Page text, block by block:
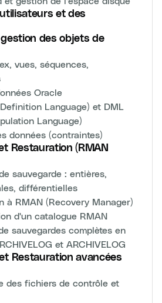
et des
des objets de
vues, séquences,
Oracle
Language) et DML
Language)
données (contraintes)
Restauration (RMAN
sauvegarde : entières,
différentielles
à RMAN (Recovery Manager)
d'un catalogue RMAN
sauvegardes complètes en
et ARCHIVELOG
Restauration avancées
des fichiers de contrôle et